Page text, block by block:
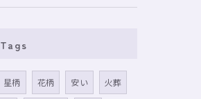
Tags
星柄 花柄 安い 火葬